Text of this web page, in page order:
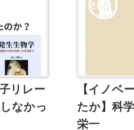
リレー
なかっ
【イノベ
たか】科
栄一